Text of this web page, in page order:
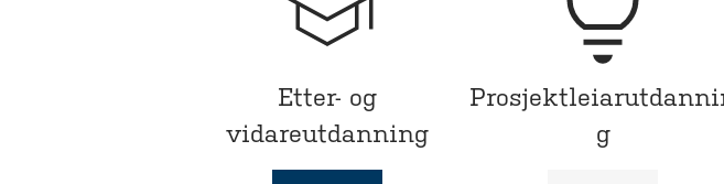
Etter- og
vidareutdanning
g